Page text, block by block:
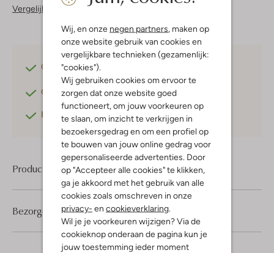
Wij, en onze negen partners , maken op
onze website gebruik van cookies en
vergelijkbare technieken (gezamenlijk:
"cookies").
Wij gebruiken cookies om ervoor te
zorgen dat onze website goed
functioneert, om jouw voorkeuren op
te slaan, om inzicht te verkrijgen in
bezoekersgedrag en om een profiel op
te bouwen van jouw online gedrag voor
gepersonaliseerde advertenties. Door
op "Accepteer alle cookies" te klikken,
ga je akkoord met het gebruik van alle
cookies zoals omschreven in onze
privacy- en cookieverklaring
Wil je je voorkeuren wijzigen? Via de
cookieknop onderaan de pagina kun je
jouw toestemming ieder moment
Vergelijkbare items
Gratis verzending
Gratis retournerenbinnen 30 dagen*
Betaal achteraf met Klarna
Product informatie
Bezorgen & retourneren